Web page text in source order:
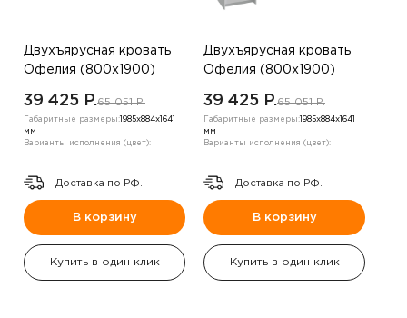
Двухъярусная кровать
Офелия (800х1900)
39 425 P.65 051 P.
Габаритные размеры: 1985х884х1641
мм
Варианты исполнения (цвет):
Доставка по РФ.
В корзину
Купить в один клик
Двухъярусная кровать
Офелия (800х1900)
39 425 P.65 051 P.
Габаритные размеры: 1985х884х1641
мм
Варианты исполнения (цвет):
Доставка по РФ.
В корзину
Купить в один клик